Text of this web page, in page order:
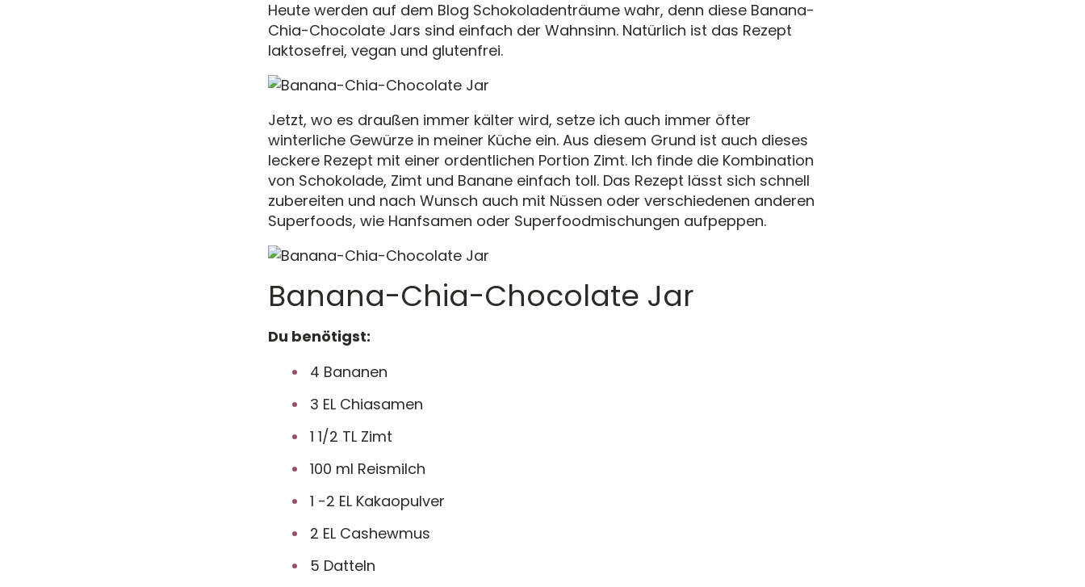
Heute werden auf dem Blog Schokoladenträume wahr, denn diese Banana-
Chia-Chocolate Jars sind einfach der Wahnsinn. Natürlich ist das Rezept
laktosefrei, vegan und glutenfrei.
Jetzt, wo es draußen immer kälter wird, setze ich auch immer öfter
winterliche Gewürze in meiner Küche ein. Aus diesem Grund ist auch dieses
leckere Rezept mit einer ordentlichen Portion Zimt. Ich finde die Kombination
von Schokolade, Zimt und Banane einfach toll. Das Rezept lässt sich schnell
zubereiten und nach Wunsch auch mit Nüssen oder verschiedenen anderen
Superfoods, wie Hanfsamen oder Superfoodmischungen aufpeppen.
Banana-Chia-Chocolate Jar
Du benötigst:
4 Bananen
3 EL Chiasamen
1 1/2 TL Zimt
100 ml Reismilch
1 -2 EL Kakaopulver
2 EL Cashewmus
5 Datteln